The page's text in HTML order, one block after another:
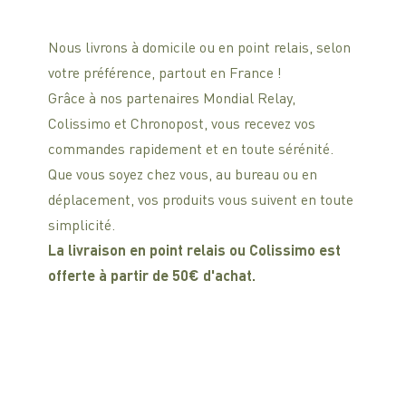
Nous livrons à domicile ou en point relais, selon
votre préférence, partout en France !
Grâce à nos partenaires Mondial Relay,
Colissimo et Chronopost, vous recevez vos
commandes rapidement et en toute sérénité.
Que vous soyez chez vous, au bureau ou en
déplacement, vos produits vous suivent en toute
simplicité.
La livraison en point relais ou Colissimo est
offerte à partir de 50€ d'achat.